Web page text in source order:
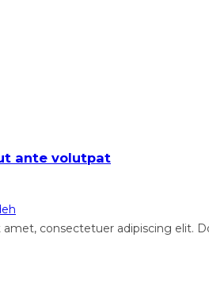
ante volutpat
consectetuer adipiscing elit.